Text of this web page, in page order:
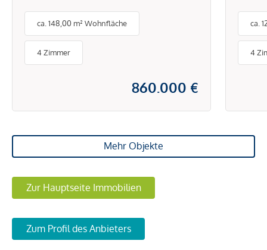
BIOSPHÄRENPARK
WIENERWALD -
BEZUGSFERTIG
ca. 148,00 m² Wohnfläche
4 Zimmer
860.000 €
ca.
4
Mehr Objekte
Zur Hauptseite Immobilien
Zum Profil des Anbieters